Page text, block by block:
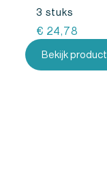
3 stuks
€ 24,78
Bekijk product